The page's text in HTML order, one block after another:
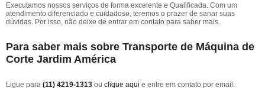
Executamos nossos serviços de forma excelente e Qualificada. Com um
atendimento diferenciado e cuidadoso, teremos o prazer de sanar suas
dúvidas. Por isso, não deixe de entrar em contato para saber mais.
Para saber mais sobre Transporte de Máquina de
Corte Jardim América
Ligue para (11) 4219-1313 ou clique aqui e entre em contato por email.